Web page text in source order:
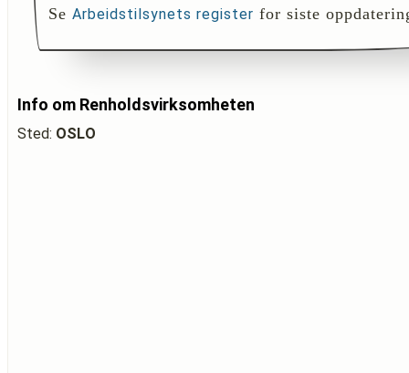
Se Arbeidstilsynets register for siste
Info om Renholdsvirksomheten
Sted: OSLO